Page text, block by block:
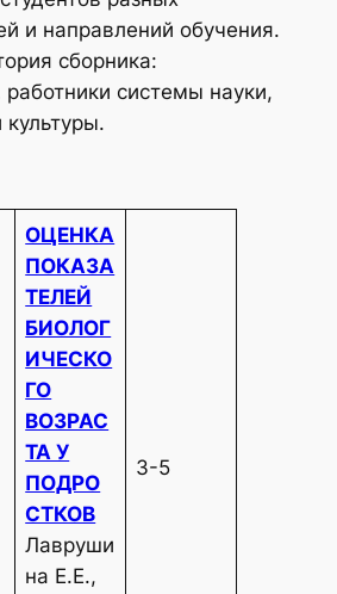
и направлений обучения.
сборника:
системы науки,
ОЦЕНКА
ПОКАЗА
ТЕЛЕЙ
БИОЛОГ
ИЧЕСКО
ГО
ВОЗРАС
ТА У
ПОДРО
СТКОВ
Лавруши
на Е.Е.,
3-5